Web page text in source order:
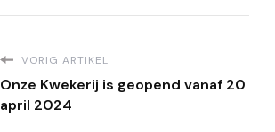
VORIG ARTIKEL
Onze Kwekerij is geopend vanaf 20
april 2024